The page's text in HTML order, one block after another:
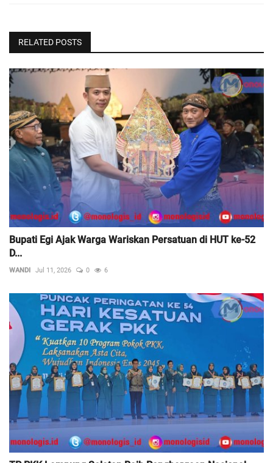
RELATED POSTS
Bupati Egi Ajak Warga Wariskan Persatuan di HUT ke-52
D...
WANDI Jul 11, 2026 0 6